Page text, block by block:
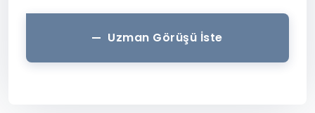
Uzman Görüşü İste